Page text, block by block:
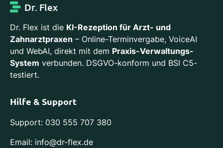
Dr. Flex
Dr. Flex ist die KI-Rezeption für Arzt- und
Zahnarztpraxen – Online-Terminvergabe, VoiceAI
und WebAI, direkt mit dem Praxis-Verwaltungs-
System verbunden. DSGVO-konform und BSI C5-
testiert.
Hilfe & Support
Support: 030 555 707 380
Email: info@dr-flex.de